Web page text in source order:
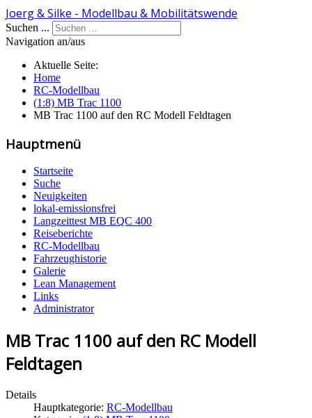
Joerg & Silke - Modellbau & Mobilitätswende
Suchen ...
Navigation an/aus
Aktuelle Seite:
Home
RC-Modellbau
(1:8) MB Trac 1100
MB Trac 1100 auf den RC Modell Feldtagen
Hauptmenü
Startseite
Suche
Neuigkeiten
lokal-emissionsfrei
Langzeittest MB EQC 400
Reiseberichte
RC-Modellbau
Fahrzeughistorie
Galerie
Lean Management
Links
Administrator
MB Trac 1100 auf den RC Modell
Feldtagen
Details
Hauptkategorie: RC-Modellbau